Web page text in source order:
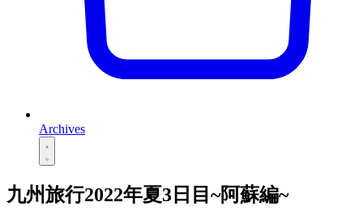
Archives
九州旅行2022年夏3日目~阿蘇編~